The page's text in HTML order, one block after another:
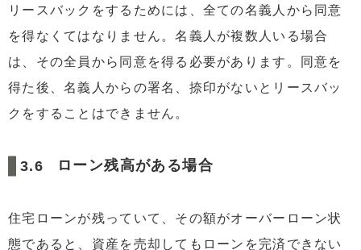
リースバックをするためには、全ての名義人から同意
を得なくてはなりません。名義人が複数人いる場合
は、その全員から同意を得る必要があります。同意を
得た後、名義人からの署名、捺印がないとリースバッ
クをすることはできません。
ローン残高がある場合
住宅ローンが残っていて、その額がオーバーローン状
態であると、資産を売却してもローンを完済できない